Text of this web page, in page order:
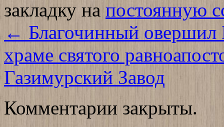
закладку на постоянную
← Благочинный
храме святого
Газимурский Завод
Комментарии закрыты.